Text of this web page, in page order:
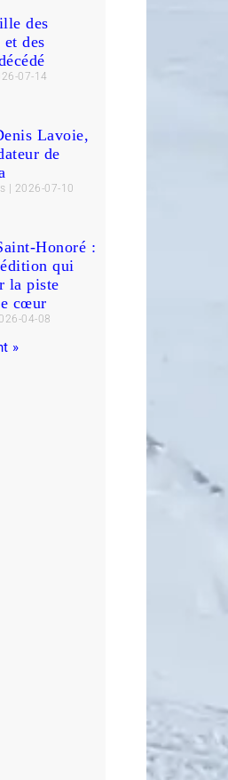
des
des
07-14
Lavoie,
de
2026-07-10
Honoré :
qui
la piste
cœur
04-08
»